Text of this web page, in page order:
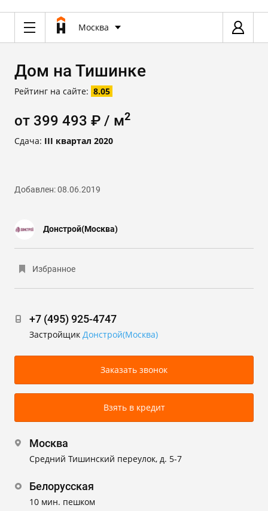
Москва
Дом на Тишинке
Рейтинг на сайте: 8.05
от 399 493 ₽ / м2
Сдача: III квартал 2020
Добавлен: 08.06.2019
Донстрой(Москва)
Избранное
+7 (495) 925-4747
Застройщик Донстрой(Москва)
Заказать звонок
Взять в кредит
Москва
Средний Тишинский переулок, д. 5-7
Белорусская
10 мин. пешком